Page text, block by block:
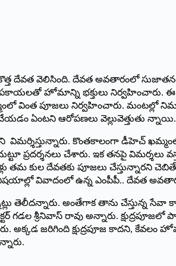
దేవత వెలిసింది. దేవత అవతారంలో
హోమాన్ని భక్తులు నిర్వహించారు. ఈ
వింత పూజలు నిర్వహించారు. మంటల్లో
ఏంటని ఆరోపణలు వెల్లువెత్తుతు న్నాయి.
కొంతకాలంగా డీహెచ్‌
ప్రదర్శనలు చేశారు. ఇక తనపై విమర్శలు
తమ కుల దేవతకు పూజలు చేస్తున్నారని
వివాదంలో ఉన్న ఎంపీపీ.. దేవత అవతారం
తెలీదన్నారు. అంతేగాక తాను చేస్తున్న
శ్రీనివాస్‌ ‌రావు అన్నారు.
అక్కడ జరిగింది క్షుద్రపూజ కాదని,